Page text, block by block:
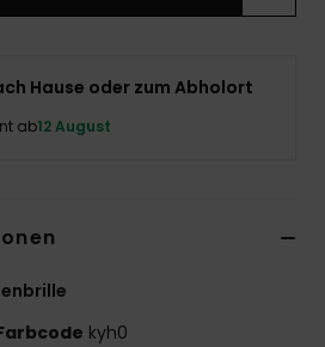
Hause oder zum Abholort
ab12 August
kyh0